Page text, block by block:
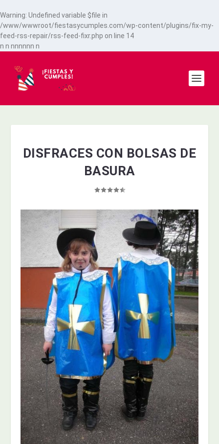
Warning: Undefined variable $file in
/www/wwwroot/fiestasycumples.com/wp-content/plugins/fix-my-
feed-rss-repair/rss-feed-fixr.php on line 14
n n nnnnnn n
DISFRACES CON BOLSAS DE
BASURA